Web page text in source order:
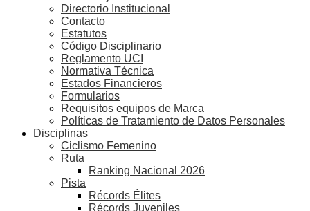
Directorio Institucional
Contacto
Estatutos
Código Disciplinario
Reglamento UCI
Normativa Técnica
Estados Financieros
Formularios
Requisitos equipos de Marca
Políticas de Tratamiento de Datos Personales
Disciplinas
Ciclismo Femenino
Ruta
Ranking Nacional 2026
Pista
Récords Élites
Récords Juveniles